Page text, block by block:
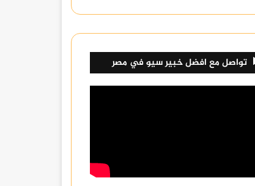
تواصل مع افضل خبير سيو في مصر